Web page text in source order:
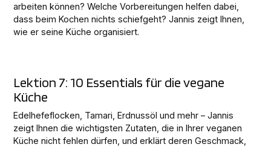
arbeiten können? Welche Vorbereitungen helfen dabei,
dass beim Kochen nichts schiefgeht? Jannis zeigt Ihnen,
wie er seine Küche organisiert.
Lektion 7: 10 Essentials für die vegane
Küche
Edelhefeflocken, Tamari, Erdnussöl und mehr – Jannis
zeigt Ihnen die wichtigsten Zutaten, die in Ihrer veganen
Küche nicht fehlen dürfen, und erklärt deren Geschmack,